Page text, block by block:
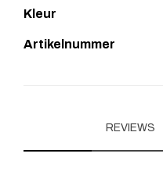
Kleur
Artikelnummer
REVIEWS